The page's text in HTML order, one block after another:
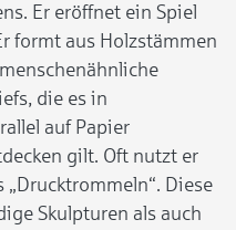
Er eröffnet ein Spiel
formt aus Holzstämmen
die es in
auf Papier
gilt. Oft nutzt er
Diese
Skulpturen als auch